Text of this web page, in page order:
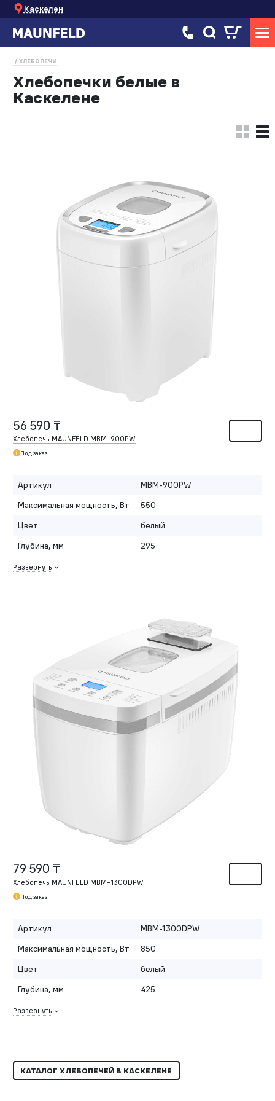
Каскелен
ХЛЕБОПЕЧИ
Хлебопечки белые в
Каскелене
56 590 ₸
Хлебопечь MAUNFELD MBM-900PW
Под заказ
Артикул
MBM-900PW
Максимальная мощность, Вт
550
Цвет
белый
Глубина, мм
295
Развернуть
79 590 ₸
Хлебопечь MAUNFELD MBM-1300DPW
Под заказ
Артикул
MBM-1300DPW
Максимальная мощность, Вт
850
Цвет
белый
Глубина, мм
425
Развернуть
КАТАЛОГ ХЛЕБОПЕЧЕЙ В КАСКЕЛЕНЕ